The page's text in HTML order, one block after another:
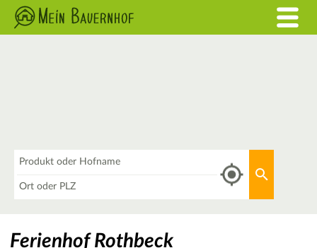
Ferienhof Rothbeck